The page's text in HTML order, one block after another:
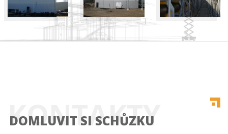
Co nabízíme
DOMLUVIT SI SCHŮZKU
KONTAKTY